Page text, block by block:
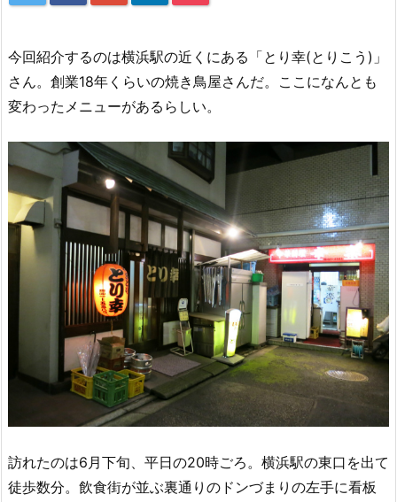
今回紹介するのは横浜駅の近くにある「とり幸(とりこう)」
さん。創業18年くらいの焼き鳥屋さんだ。ここになんとも
変わったメニューがあるらしい。
訪れたのは6月下旬、平日の20時ごろ。横浜駅の東口を出て
徒歩数分。飲食街が並ぶ裏通りのドンづまりの左手に看板